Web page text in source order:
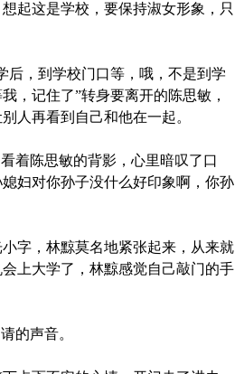
起这是学校，要保持淑女形象，只
，到学校门口等，哦，不是到学
，记住了”转身要离开的陈思敏，
人再看到自己和他在一起。
着陈思敏的背影，心里暗叹了口
妇对你孙子没什么好印象啊，你孙
字，林黥莫名地紧张起来，从来就
上大学了，林黥感觉自己敲门的手
的声音。